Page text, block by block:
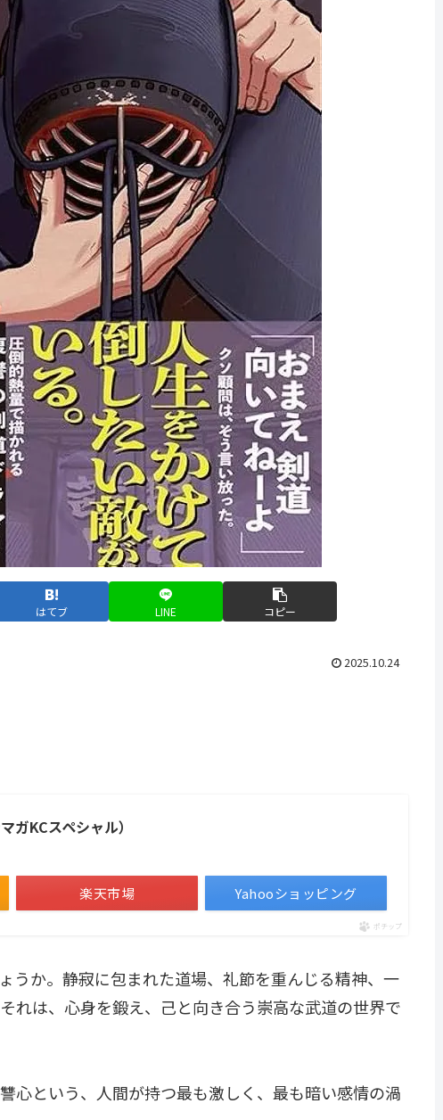
はてブ LINE コピー
2025.10.24
ガKCスペシャル）
楽天市場 Yahooショッピング
ポチップ
うか。静寂に包まれた道場、礼節を重んじる精神、一
れは、心身を鍛え、己と向き合う崇高な武道の世界で
心という、人間が持つ最も激しく、最も暗い感情の渦